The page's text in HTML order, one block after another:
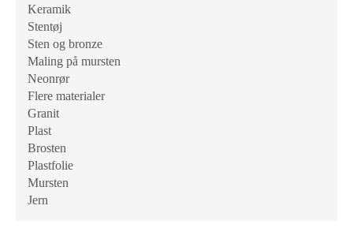
Keramik
Stentøj
Sten og bronze
Maling på mursten
Neonrør
Flere materialer
Granit
Plast
Brosten
Plastfolie
Mursten
Jern